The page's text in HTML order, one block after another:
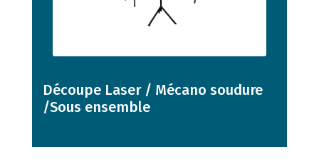
Découpe Laser / Mécano soudure
/Sous ensemble